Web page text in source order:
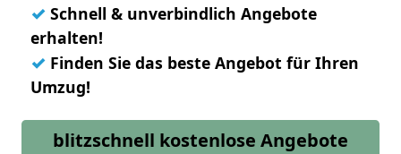
✓ Schnell & unverbindlich Angebote
erhalten!
✓ Finden Sie das beste Angebot für Ihren
Umzug!
blitzschnell kostenlose Angebote